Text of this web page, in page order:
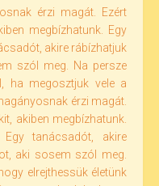
érzi magát. Ezért
megbízhatunk. Egy
akire rábízhatjuk
szól meg. Na persze
ha megosztjuk vele a
érzi magát.
akiben megbízhatunk.
tanácsadót, akire
aki sosem szól meg.
elrejthessük életünk